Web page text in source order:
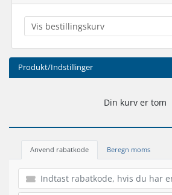
Produkt/Indstillinger
Din kurv er tom
Anvend rabatkode Beregn moms